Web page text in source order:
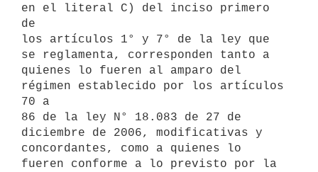
en el literal C) del inciso primero
de
los artículos 1° y 7° de la ley que
se reglamenta, corresponden tanto a
quienes lo fueren al amparo del
régimen establecido por los artículos
70 a
86 de la ley N° 18.083 de 27 de
diciembre de 2006, modificativas y
concordantes, como a quienes lo
fueren conforme a lo previsto por la